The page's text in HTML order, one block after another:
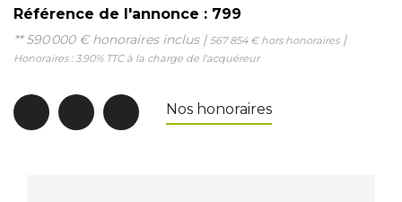
Référence de l'annonce : 799
** 590 000 € honoraires inclus | 567 854 € hors honoraires|
Honoraires : 3.90% TTC à la charge de l'acquéreur
Nos honoraires